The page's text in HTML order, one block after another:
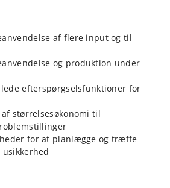
inden for private virksomheder,
politik, forskning
af flere input og til
og produktion under
efterspørgselsfunktioner for
størrelsesøkonomi til
for at planlægge og træffe